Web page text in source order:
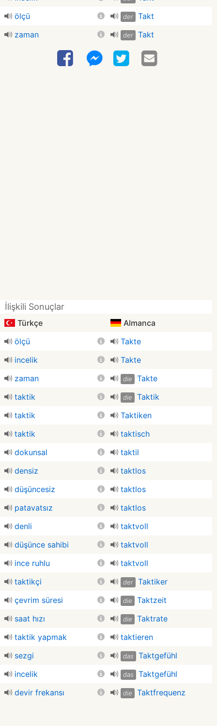
ölçü
der
Takt
zaman
der Takt
İlişkili Sonuçlar
Türkçe
Almanca
ölçü
Takte
incelik
Takte
zaman
die
Takte
taktik
die
Taktik
taktik
Taktiken
taktik
taktisch
dokunsal
taktil
densiz
taktlos
düşüncesiz
taktlos
patavatsız
taktlos
denli
taktvoll
düşünce sahibi
taktvoll
ince ruhlu
taktvoll
taktikçi
der
Taktiker
çevrim süresi
die
Taktzeit
saat hızı
die
Taktrate
taktik yapmak
taktieren
sezgi
das
Taktgefühl
incelik
das
Taktgefühl
devir frekansı
die Taktfrequenz